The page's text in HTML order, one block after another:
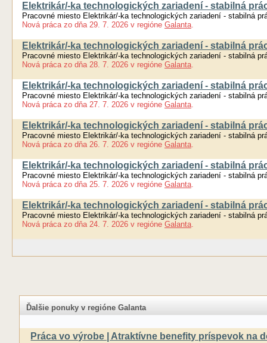
Elektrikár/-ka technologických zariadení - stabilná
Pracovné miesto Elektrikár/-ka technologických zariadení - stabilná
Nová práca zo dňa 29. 7. 2026 v regióne Galanta.
Elektrikár/-ka technologických zariadení - stabilná
Pracovné miesto Elektrikár/-ka technologických zariadení - stabilná
Nová práca zo dňa 28. 7. 2026 v regióne Galanta.
Elektrikár/-ka technologických zariadení - stabilná
Pracovné miesto Elektrikár/-ka technologických zariadení - stabilná
Nová práca zo dňa 27. 7. 2026 v regióne Galanta.
Elektrikár/-ka technologických zariadení - stabilná
Pracovné miesto Elektrikár/-ka technologických zariadení - stabilná
Nová práca zo dňa 26. 7. 2026 v regióne Galanta.
Elektrikár/-ka technologických zariadení - stabilná
Pracovné miesto Elektrikár/-ka technologických zariadení - stabilná
Nová práca zo dňa 25. 7. 2026 v regióne Galanta.
Elektrikár/-ka technologických zariadení - stabilná
Pracovné miesto Elektrikár/-ka technologických zariadení - stabilná
Nová práca zo dňa 24. 7. 2026 v regióne Galanta.
Ďalšie ponuky v regióne Galanta
Práca vo výrobe | Atraktívne benefity príspevok na